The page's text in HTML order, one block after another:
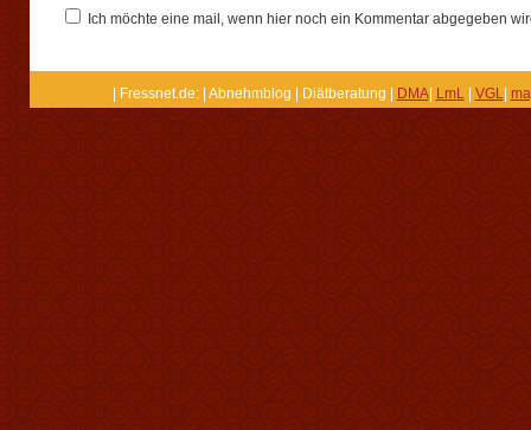
Ich möchte eine mail, wenn hier noch ein Kommentar abgegeben
| Fressnet.de: | Abnehmblog | Diätberatung | DMA| LmL| VGL|